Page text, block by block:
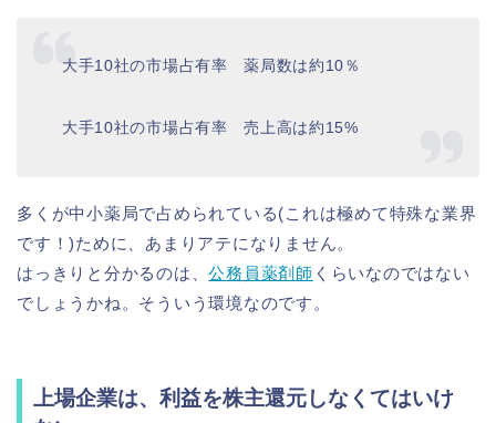
大手10社の市場占有率 薬局数は約10％
大手10社の市場占有率 売上高は約15%
多くが中小薬局で占められている(これは極めて特殊な業界
です！)ために、あまりアテになりません。
はっきりと分かるのは、公務員薬剤師 くらいなのではない
でしょうかね。そういう環境なのです。
上場企業は、利益を株主還元しなくてはいけ